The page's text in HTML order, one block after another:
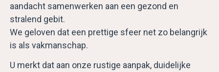
aandacht samenwerken aan een gezond en
stralend gebit.
We geloven dat een prettige sfeer net zo belangrijk
is als vakmanschap.
U merkt dat aan onze rustige aanpak, duidelijke